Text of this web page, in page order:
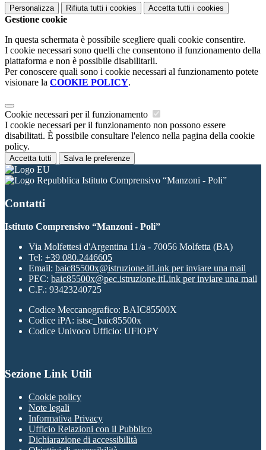
Personalizza Rifiuta tutti i cookies Accetta tutti i cookies
Gestione cookie
In questa schermata è possibile scegliere quali cookie consentire.
I cookie necessari sono quelli che consentono il funzionamento della
piattaforma e non è possibile disabilitarli.
Per conoscere quali sono i cookie necessari al funzionamento potete
visionare la COOKIE POLICY.
Cookie necessari per il funzionamento
I cookie necessari per il funzionamento non possono essere
disabilitati. È possibile consultare l'elenco nella pagina della cookie
policy.
Accetta tutti Salva le preferenze
Istituto Comprensivo “Manzoni - Poli”
Contatti
Istituto Comprensivo “Manzoni - Poli”
Via Molfettesi d'Argentina 11/a - 70056 Molfetta (BA)
Tel: +39 080.2446605
Email: baic85500x@istruzione.itLink per inviare una mail
PEC: baic85500x@pec.istruzione.itLink per inviare una mail
C.F.: 93423240725
Codice Meccanografico: BAIC85500X
Codice iPA: istsc_baic85500x
Codice Univoco Ufficio: UFIOPY
Sezione Link Utili
Cookie policy
Note legali
Informativa Privacy
Ufficio Relazioni con il Pubblico
Dichiarazione di accessibilità